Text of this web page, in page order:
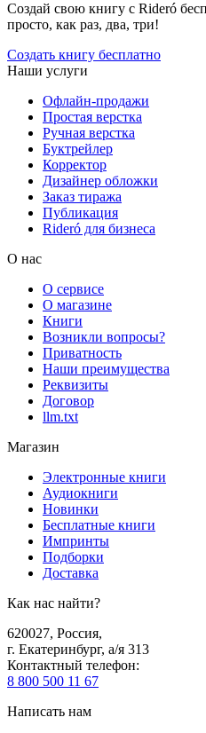
Создай свою книгу с Rideró
просто, как раз, два, три!
Создать книгу бесплатно
Наши услуги
Офлайн-продажи
Простая верстка
Ручная верстка
Буктрейлер
Корректор
Дизайнер обложки
Заказ тиража
Публикация
Rideró для бизнеса
О нас
О сервисе
О магазине
Книги
Возникли вопросы?
Приватность
Наши преимущества
Реквизиты
Договор
llm.txt
Магазин
Электронные книги
Аудиокниги
Новинки
Бесплатные книги
Импринты
Подборки
Доставка
Как нас найти?
620027, Россия,
г. Екатеринбург, а/я 313
Контактный телефон:
8 800 500 11 67
Написать нам